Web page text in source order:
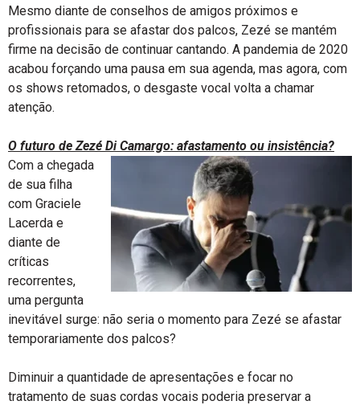
Mesmo diante de conselhos de amigos próximos e
profissionais para se afastar dos palcos, Zezé se mantém
firme na decisão de continuar cantando. A pandemia de 2020
acabou forçando uma pausa em sua agenda, mas agora, com
os shows retomados, o desgaste vocal volta a chamar
atenção.
O futuro de Zezé Di Camargo: afastamento ou insistência?
Com a chegada
de sua filha
com Graciele
Lacerda e
diante de
críticas
recorrentes,
uma pergunta
inevitável surge: não seria o momento para Zezé se afastar
temporariamente dos palcos?
Diminuir a quantidade de apresentações e focar no
tratamento de suas cordas vocais poderia preservar a